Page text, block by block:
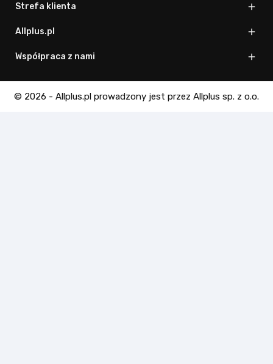
Strefa klienta 
Allplus.pl 
Współpraca z nami 
© 2026 - Allplus.pl prowadzony jest przez Allplus sp. z o.o.